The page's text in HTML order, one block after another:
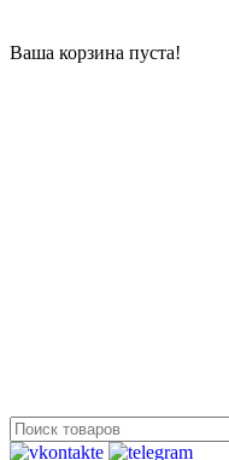
Ваша корзина пуста!